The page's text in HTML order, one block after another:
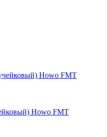
Howo FMT